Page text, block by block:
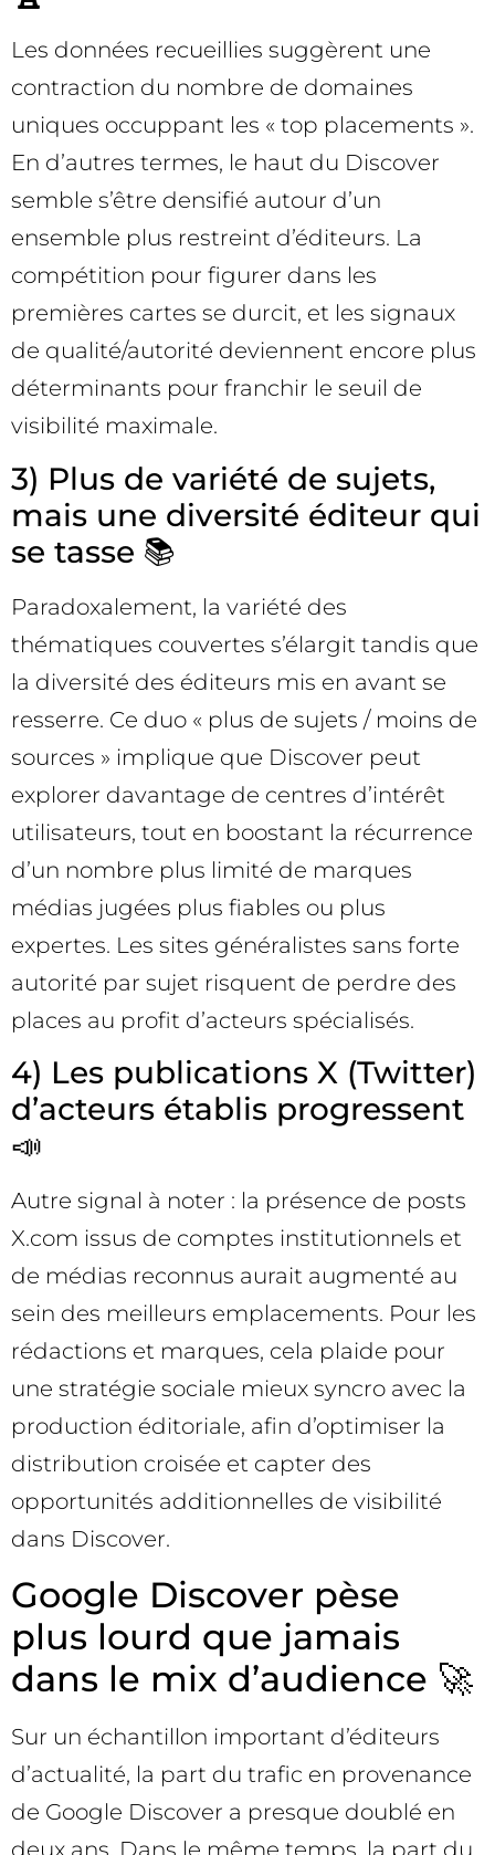
Les données recueillies suggèrent une
contraction du nombre de domaines
uniques occuppant les « top placements ».
En d’autres termes, le haut du Discover
semble s’être densifié autour d’un
ensemble plus restreint d’éditeurs. La
compétition pour figurer dans les
premières cartes se durcit, et les signaux
de qualité/autorité deviennent encore plus
déterminants pour franchir le seuil de
visibilité maximale.
3) Plus de variété de sujets,
mais une diversité éditeur qui
se tasse 📚
Paradoxalement, la variété des
thématiques couvertes s’élargit tandis que
la diversité des éditeurs mis en avant se
resserre. Ce duo « plus de sujets / moins de
sources » implique que Discover peut
explorer davantage de centres d’intérêt
utilisateurs, tout en boostant la récurrence
d’un nombre plus limité de marques
médias jugées plus fiables ou plus
expertes. Les sites généralistes sans forte
autorité par sujet risquent de perdre des
places au profit d’acteurs spécialisés.
4) Les publications X (Twitter)
d’acteurs établis progressent
📣
Autre signal à noter : la présence de posts
X.com issus de comptes institutionnels et
de médias reconnus aurait augmenté au
sein des meilleurs emplacements. Pour les
rédactions et marques, cela plaide pour
une stratégie sociale mieux syncro avec la
production éditoriale, afin d’optimiser la
distribution croisée et capter des
opportunités additionnelles de visibilité
dans Discover.
Google Discover pèse
plus lourd que jamais
dans le mix d’audience 🚀
Sur un échantillon important d’éditeurs
d’actualité, la part du trafic en provenance
de Google Discover a presque doublé en
deux ans. Dans le même temps, la part du